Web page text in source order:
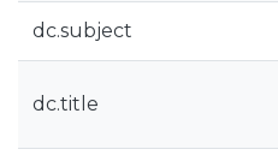
dc.subject
dc.title